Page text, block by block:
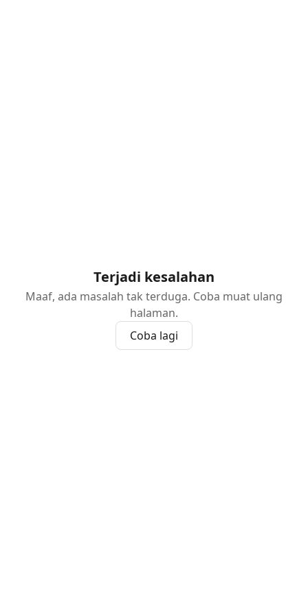
Terjadi kesalahan
Maaf, ada masalah tak terduga. Coba muat ulang
halaman.
Coba lagi